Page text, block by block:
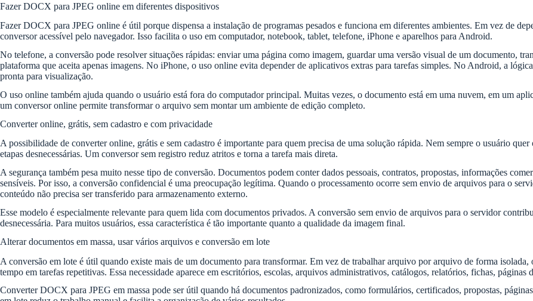
Fazer DOCX para JPEG online em diferentes dispositivos
Fazer DOCX para JPEG online é útil porque dispensa a instalação de programas pesados e funciona em diferentes ambientes. Em vez de
conversor acessível pelo navegador. Isso facilita o uso em computador, notebook, tablet, telefone, iPhone e aparelhos para Android.
No telefone, a conversão pode resolver situações rápidas: enviar uma página como imagem, guardar uma versão visual de um documento,
plataforma que aceita apenas imagens. No iPhone, o uso online evita depender de aplicativos extras para tarefas simples. No Android, a
pronta para visualização.
O uso online também ajuda quando o usuário está fora do computador principal. Muitas vezes, o documento está em uma nuvem, em um
um conversor online permite transformar o arquivo sem montar um ambiente de edição completo.
Converter online, grátis, sem cadastro e com privacidade
A possibilidade de converter online, grátis e sem cadastro é importante para quem precisa de uma solução rápida. Nem sempre o usuário
etapas desnecessárias. Um conversor sem registro reduz atritos e torna a tarefa mais direta.
A segurança também pesa muito nesse tipo de conversão. Documentos podem conter dados pessoais, contratos, propostas, informações
sensíveis. Por isso, a conversão confidencial é uma preocupação legítima. Quando o processamento ocorre sem envio de arquivos para o
conteúdo não precisa ser transferido para armazenamento externo.
Esse modelo é especialmente relevante para quem lida com documentos privados. A conversão sem envio de arquivos para o servidor
desnecessária. Para muitos usuários, essa característica é tão importante quanto a qualidade da imagem final.
Alterar documentos em massa, usar vários arquivos e conversão em lote
A conversão em lote é útil quando existe mais de um documento para transformar. Em vez de trabalhar arquivo por arquivo de forma
tempo em tarefas repetitivas. Essa necessidade aparece em escritórios, escolas, arquivos administrativos, catálogos, relatórios, fichas, páginas
Converter DOCX para JPEG em massa pode ser útil quando há documentos padronizados, como formulários, certificados, propostas,